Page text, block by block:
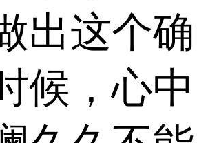
出这个确
候，心中